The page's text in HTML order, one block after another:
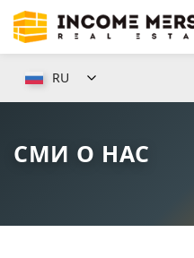
RU
СМИ О НАС